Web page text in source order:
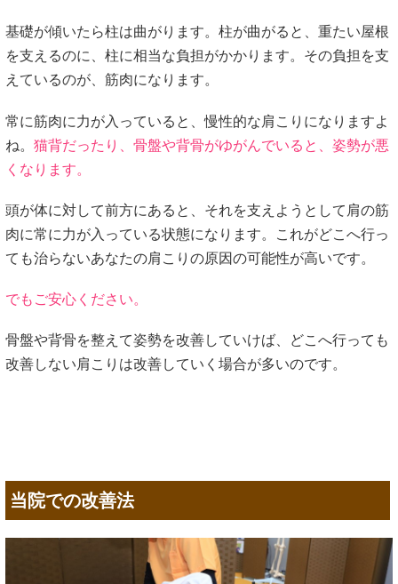
基礎が傾いたら柱は曲がります。柱が曲がると、重たい屋根
を支えるのに、柱に相当な負担がかかります。その負担を支
えているのが、筋肉になります。
常に筋肉に力が入っていると、慢性的な肩こりになりますよ
ね。 猫背だったり、骨盤や背骨がゆがんでいると、姿勢が悪
くなります。
頭が体に対して前方にあると、それを支えようとして肩の筋
肉に常に力が入っている状態になります。これがどこへ行っ
ても治らないあなたの肩こりの原因の可能性が高いです。
でもご安心ください。
骨盤や背骨を整えて姿勢を改善していけば、どこへ行っても
改善しない肩こりは改善していく場合が多いのです。
当院での改善法